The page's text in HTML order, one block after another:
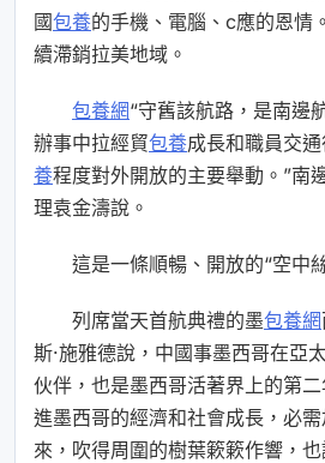
國包養的手機、電腦、c應的恩情
續滯銷拉美地域。
包養網“守舊該航路，是南邊
辦事中拉經貿包養成長和職員交
養程度對外開放的主要舉動。”南
理袁金濤說。
這是一條順暢、開放的“空中
列席當天首航典禮的墨包養網
斯·施雅德說，中國事墨西哥在亞
伙伴，也是墨西哥活著界上的第
進墨西哥的經濟和社會成長，必
來，吹得周圍的樹葉簌簌作響，